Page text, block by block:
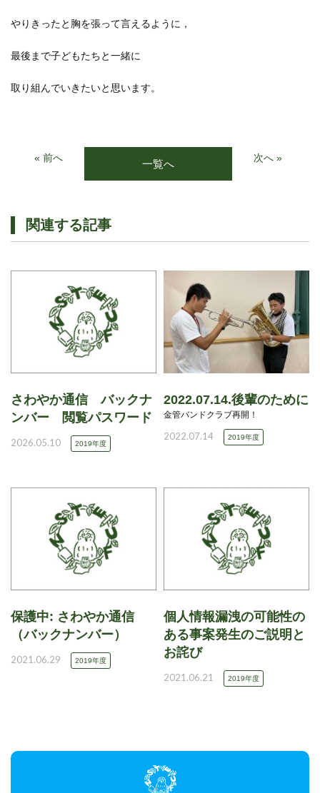
やりきったと胸を張って言えるように，
最後まで子どもたちと一緒に
取り組んでいきたいと思います。
« 前へ 一覧へ 次へ »
関連する記事
さわやか通信 バックナ
ンバー 閲覧パスワード
2026.05.10 2019年度
2022.07.14.後輩のために
金管バンドクラブ再開！
2022.07.14 2019年度
保護中: さわやか通信
（バックナンバー）
2021.06.29 2019年度
個人情報漏洩の可能性の
ある事案発生のご説明と
お詫び
2021.06.21 2019年度